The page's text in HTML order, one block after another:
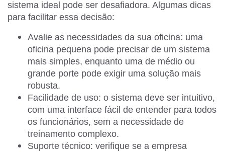
sistema ideal pode ser desafiadora. Algumas dicas
para facilitar essa decisão:
Avalie as necessidades da sua oficina: uma
oficina pequena pode precisar de um sistema
mais simples, enquanto uma de médio ou
grande porte pode exigir uma solução mais
robusta.
Facilidade de uso: o sistema deve ser intuitivo,
com uma interface fácil de entender para todos
os funcionários, sem a necessidade de
treinamento complexo.
Suporte técnico: verifique se a empresa